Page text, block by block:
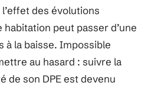
des évolutions
peut passer d’une
à la baisse. Impossible
au hasard : suivre la
de son DPE est devenu